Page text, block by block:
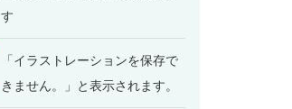
す
「イラストレーションを保存で
きません。」と表示されます。